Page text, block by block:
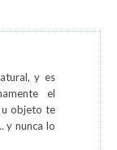
y es
el
u objeto te
y nunca lo